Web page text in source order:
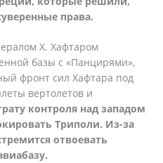
права.
Х. Хафтаром
базы с «Панцирями»,
фронт сил Хафтара под
вертолетов и
контроля над западом
Триполи. Из-за
отвоевать